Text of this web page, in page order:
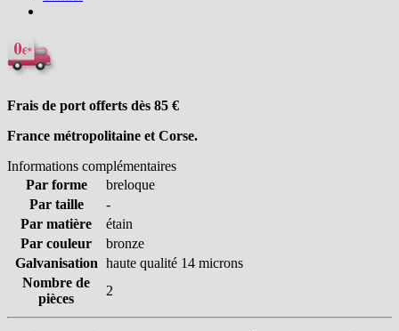
Frais de port offerts dès 85 €
France métropolitaine et Corse.
Informations complémentaires
Par forme
breloque
Par taille
-
Par matière
étain
Par couleur
bronze
Galvanisation haute qualité 14 microns
Nombre de
pièces
2